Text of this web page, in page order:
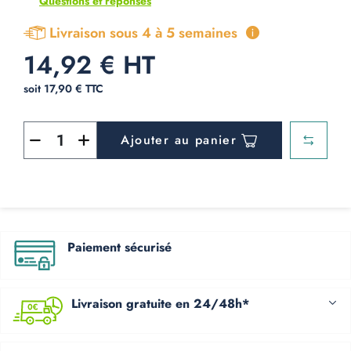
Livraison sous 4 à 5 semaines
14,92 € HT
soit 17,90 € TTC
Ajouter au panier
Paiement sécurisé
Livraison gratuite en 24/48h*